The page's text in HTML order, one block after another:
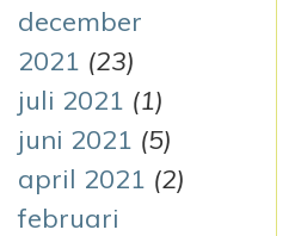
december
2021 (23)
juli 2021 (1)
juni 2021 (5)
april 2021 (2)
februari